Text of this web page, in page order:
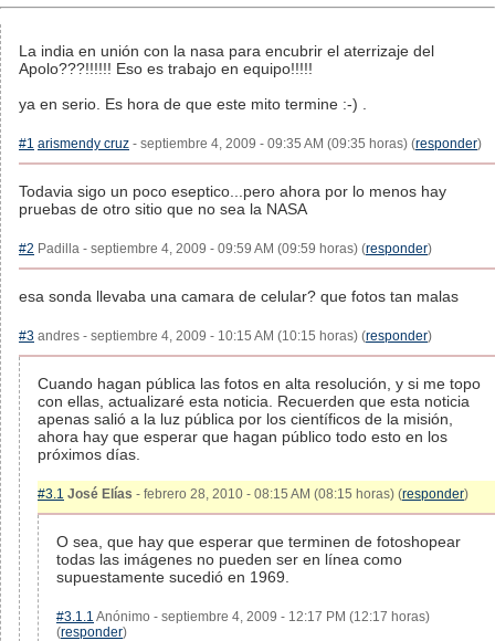
La india en unión con la nasa para encubrir el aterrizaje del
Apolo???!!!!!! Eso es trabajo en equipo!!!!!
ya en serio. Es hora de que este mito termine :-) .
#1 arismendy cruz - septiembre 4, 2009 - 09:35 AM (09:35 horas) (responder)
Todavia sigo un poco eseptico...pero ahora por lo menos hay
pruebas de otro sitio que no sea la NASA
#2 Padilla - septiembre 4, 2009 - 09:59 AM (09:59 horas) (responder)
esa sonda llevaba una camara de celular? que fotos tan malas
#3 andres - septiembre 4, 2009 - 10:15 AM (10:15 horas) (responder)
Cuando hagan pública las fotos en alta resolución, y si me topo
con ellas, actualizaré esta noticia. Recuerden que esta noticia
apenas salió a la luz pública por los científicos de la misión,
ahora hay que esperar que hagan público todo esto en los
próximos días.
#3.1 José Elías - febrero 28, 2010 - 08:15 AM (08:15 horas) (responder)
O sea, que hay que esperar que terminen de fotoshopear
todas las imágenes no pueden ser en línea como
supuestamente sucedió en 1969.
#3.1.1 Anónimo - septiembre 4, 2009 - 12:17 PM (12:17 horas)
(responder)